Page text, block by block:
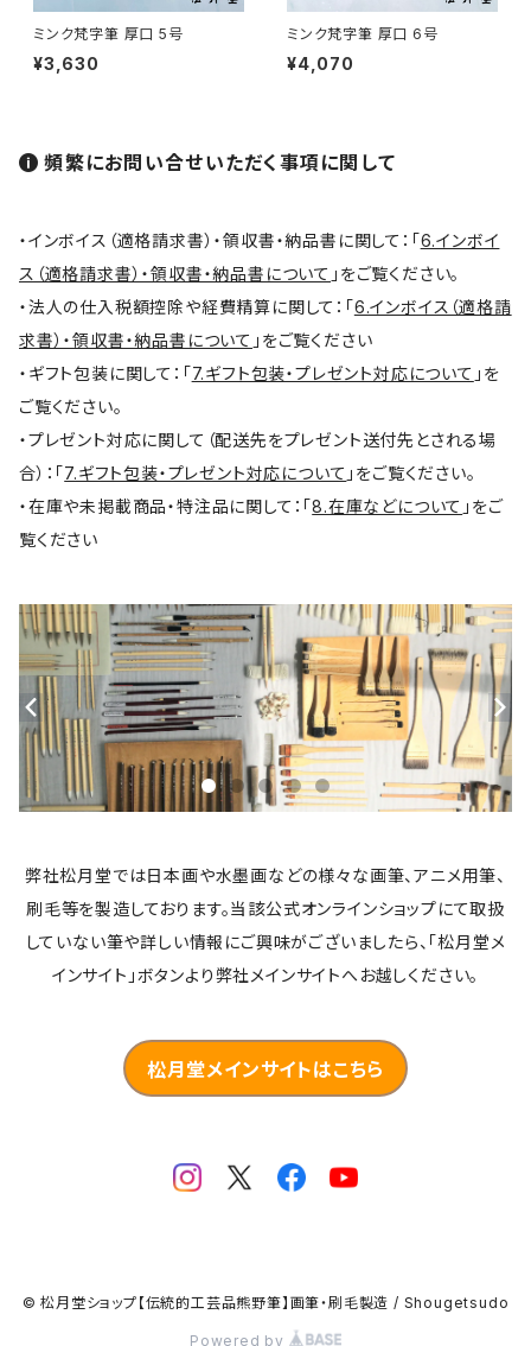
平筆 / Hirafude (flat brush)
ミンク梵字筆 厚口 5号
¥3,630
ミンク梵字筆 厚口 6号
¥4,070
頻繁にお問い合せいただく事項に関して
・インボイス（適格請求書）・領収書・納品書に関して：「6.インボイ
ス（適格請求書）・領収書・納品書について 」をご覧ください。
・法人の仕入税額控除や経費精算に関して：「6.インボイス（適格請
求書）・領収書・納品書について 」をご覧ください
・ギフト包装に関して：「7.ギフト包装・プレゼント対応について 」を
ご覧ください。
・プレゼント対応に関して（配送先をプレゼント送付先とされる場
合）：「7.ギフト包装・プレゼント対応について 」をご覧ください。
・在庫や未掲載商品・特注品に関して：「8.在庫などについて 」をご
覧ください
弊社松月堂では日本画や水墨画などの様々な画筆、アニメ用筆、
刷毛等を製造しております。当該公式オンラインショップにて取扱
していない筆や詳しい情報にご興味がございましたら、「松月堂メ
インサイト」ボタンより弊社メインサイトへお越しください。
松月堂メインサイトはこちら
© 松月堂ショップ【伝統的工芸品熊野筆】画筆・刷毛製造 / Shougetsudo
Powered by